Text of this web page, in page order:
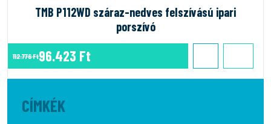
TMB P112WD száraz-nedves felszívású ipari
porszívó
112.776 Ft96.423 Ft
CÍMKÉK